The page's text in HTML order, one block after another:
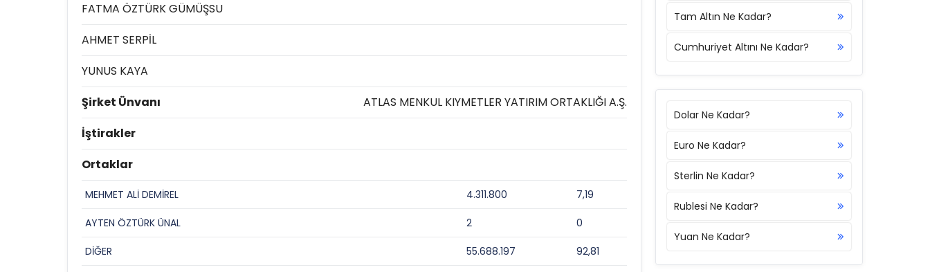
FATMA ÖZTÜRK GÜMÜŞSU
AHMET SERPİL
YUNUS KAYA
Şirket Ünvanı
ATLAS MENKUL KIYMETLER YATIRIM ORTAKLIĞI A.Ş.
İştirakler
Ortaklar
MEHMET ALİ DEMİREL 4.311.800 7,19
AYTEN ÖZTÜRK ÜNAL 2 0
DİĞER 55.688.197 92,81
Tam Altın Ne Kadar?
Cumhuriyet Altını Ne Kadar?
Dolar Ne Kadar?
Euro Ne Kadar?
Sterlin Ne Kadar?
Rublesi Ne Kadar?
Yuan Ne Kadar?